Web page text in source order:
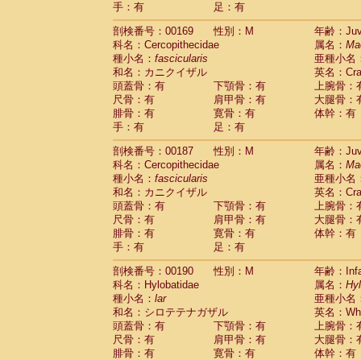
手：有
足：有
剖検番号：00169
性別：M
年齢：
科名：Cercopithecidae
属名：
種小名： fascicularis
亜種小名
和名：カニクイザル
英名：
頭蓋骨：有
下顎骨：有
上腕骨：
尺骨：有
肩甲骨：有
大腿骨：
腓骨：有
寛骨：有
体幹：有
手：有
足：有
剖検番号：00187
性別：M
年齢：
科名：Cercopithecidae
属名：
種小名： fascicularis
亜種小名
和名：カニクイザル
英名：
頭蓋骨：有
下顎骨：有
上腕骨：
尺骨：有
肩甲骨：有
大腿骨：
腓骨：有
寛骨：有
体幹：有
手：有
足：有
剖検番号：00190
性別：M
年齢：
科名：Hylobatidae
属名：
種小名： lar
亜種小名
和名：シロテテナガザル
英名：
頭蓋骨：有
下顎骨：有
上腕骨：
尺骨：有
肩甲骨：有
大腿骨：
腓骨：有
寛骨：有
体幹：有